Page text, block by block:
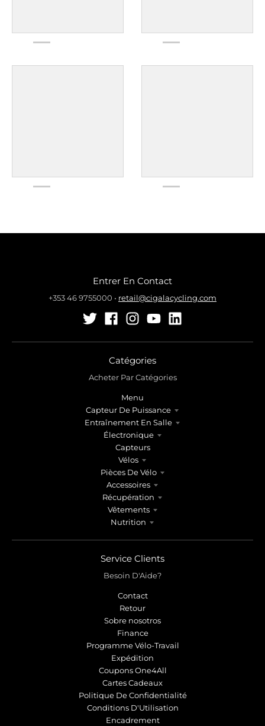
Entrer En Contact
+353 46 9755000 • retail@cigalacycling.com
Catégories
Acheter Par Catégories
Menu
Capteur De Puissance
Entraînement En Salle
Électronique
Capteurs
Vélos
Pièces De Vélo
Accessoires
Récupération
Vêtements
Nutrition
Service Clients
Besoin D'Aide?
Contact
Retour
Sobre nosotros
Finance
Programme Vélo-Travail
Expédition
Coupons One4All
Cartes Cadeaux
Politique De Confidentialité
Conditions D'Utilisation
Encadrement